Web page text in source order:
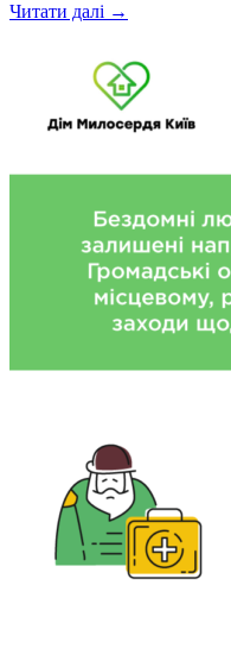
Читати далі →